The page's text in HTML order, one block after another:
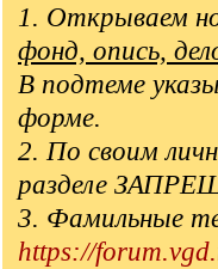
1. Открываем
фонд, опись,
В подтеме
форме.
2. По своим
разделе
3. Фамильные
https://